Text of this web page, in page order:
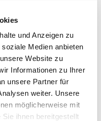
und Anzeigen zu
Medien anbieten
Website zu
Informationen zu Ihrer
unsere Partner für
weiter. Unsere
möglicherweise mit
ihnen bereitgestellt
ist gut "eingegroovt" -
vollen Kehlen. Hören
Felmberg zum
Gottesdienst für
wir mit einem
um 11:30 Uhr mit und
Empfang
und große Gäste.